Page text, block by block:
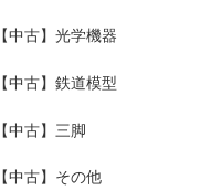
【中古】光学機器
【中古】鉄道模型
【中古】三脚
【中古】その他